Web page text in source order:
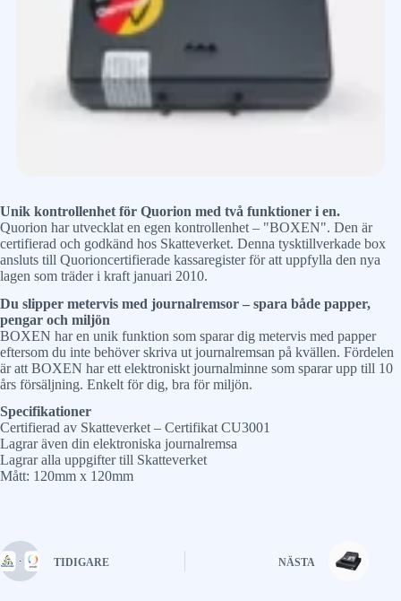
Unik kontrollenhet för Quorion med två funktioner i en.
Quorion har utvecklat en egen kontrollenhet – "BOXEN". Den är
certifierad och godkänd hos Skatteverket. Denna tysktillverkade box
ansluts till Quorioncertifierade kassaregister för att uppfylla den nya
lagen som träder i kraft januari 2010.
Du slipper metervis med journalremsor – spara både papper,
pengar och miljön
BOXEN har en unik funktion som sparar dig metervis med papper
eftersom du inte behöver skriva ut journalremsan på kvällen. Fördelen
är att BOXEN har ett elektroniskt journalminne som sparar upp till 10
års försäljning. Enkelt för dig, bra för miljön.
Specifikationer
Certifierad av Skatteverket – Certifikat CU3001
Lagrar även din elektroniska journalremsa
Lagrar alla uppgifter till Skatteverket
Mått: 120mm x 120mm
TIDIGARE NÄSTA